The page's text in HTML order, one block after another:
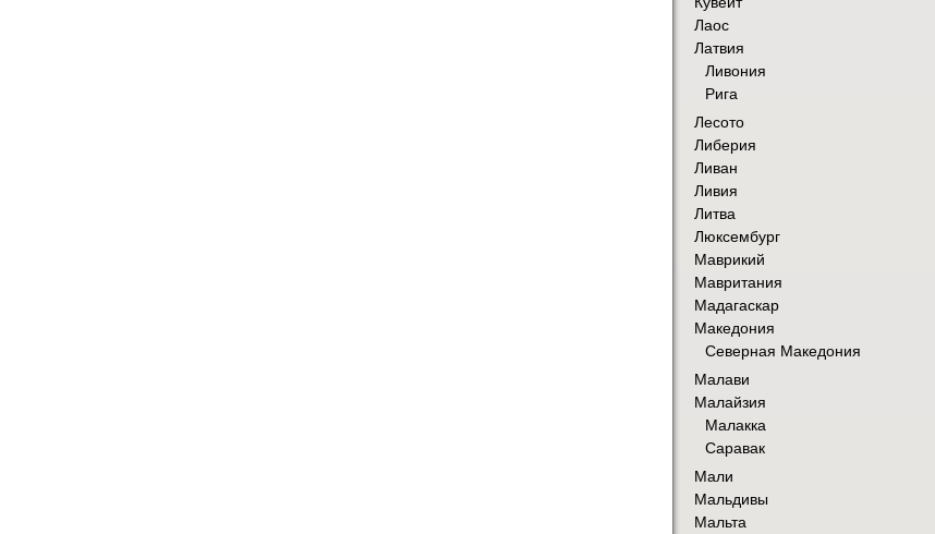
Лаос
Латвия
Ливония
Рига
Лесото
Либерия
Ливан
Ливия
Литва
Люксембург
Маврикий
Мавритания
Мадагаскар
Македония
Северная Македония
Малави
Малайзия
Малакка
Саравак
Мали
Мальдивы
Мальта